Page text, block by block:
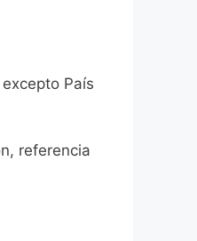
País
referencia